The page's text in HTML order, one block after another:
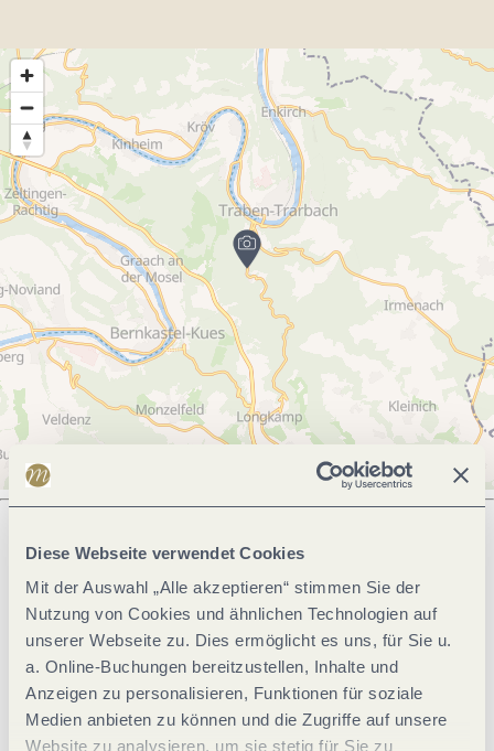
Diese Webseite verwendet Cookies
Mit der Auswahl „Alle akzeptieren“ stimmen Sie der
Nutzung von Cookies und ähnlichen Technologien auf
unserer Webseite zu. Dies ermöglicht es uns, für Sie u.
a. Online-Buchungen bereitzustellen, Inhalte und
Anzeigen zu personalisieren, Funktionen für soziale
Medien anbieten zu können und die Zugriffe auf unsere
Website zu analysieren, um sie stetig für Sie zu
Anreise planen PDF erzeugen